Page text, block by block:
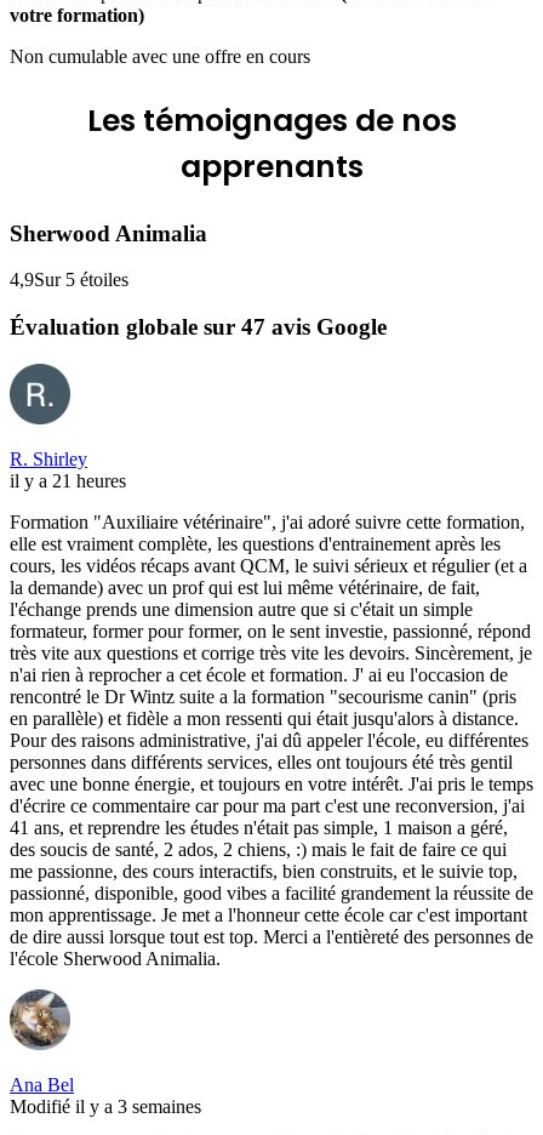
votre formation)
Non cumulable avec une offre en cours
Les témoignages de nos
apprenants
Sherwood Animalia
4,9Sur 5 étoiles
Évaluation globale sur 47 avis Google
R. Shirley
il y a 21 heures
Formation "Auxiliaire vétérinaire", j'ai adoré suivre cette formation,
elle est vraiment complète, les questions d'entrainement après les
cours, les vidéos récaps avant QCM, le suivi sérieux et régulier (et a
la demande) avec un prof qui est lui même vétérinaire, de fait,
l'échange prends une dimension autre que si c'était un simple
formateur, former pour former, on le sent investie, passionné, répond
très vite aux questions et corrige très vite les devoirs. Sincèrement, je
n'ai rien à reprocher a cet école et formation. J' ai eu l'occasion de
rencontré le Dr Wintz suite a la formation "secourisme canin" (pris
en parallèle) et fidèle a mon ressenti qui était jusqu'alors à distance.
Pour des raisons administrative, j'ai dû appeler l'école, eu différentes
personnes dans différents services, elles ont toujours été très gentil
avec une bonne énergie, et toujours en votre intérêt. J'ai pris le temps
d'écrire ce commentaire car pour ma part c'est une reconversion, j'ai
41 ans, et reprendre les études n'était pas simple, 1 maison a géré,
des soucis de santé, 2 ados, 2 chiens, :) mais le fait de faire ce qui
me passionne, des cours interactifs, bien construits, et le suivie top,
passionné, disponible, good vibes a facilité grandement la réussite de
mon apprentissage. Je met a l'honneur cette école car c'est important
de dire aussi lorsque tout est top. Merci a l'entièreté des personnes de
l'école Sherwood Animalia.
Ana Bel
Modifié il y a 3 semaines